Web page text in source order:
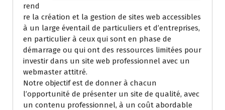
rend
re la création et la gestion de sites web accessibles
à un large éventail de particuliers et d’entreprises,
en particulier à ceux qui sont en phase de
démarrage ou qui ont des ressources limitées pour
investir dans un site web professionnel avec un
webmaster attitré.
Notre objectif est de donner à chacun
l’opportunité de présenter un site de qualité, avec
un contenu professionnel, à un coût abordable